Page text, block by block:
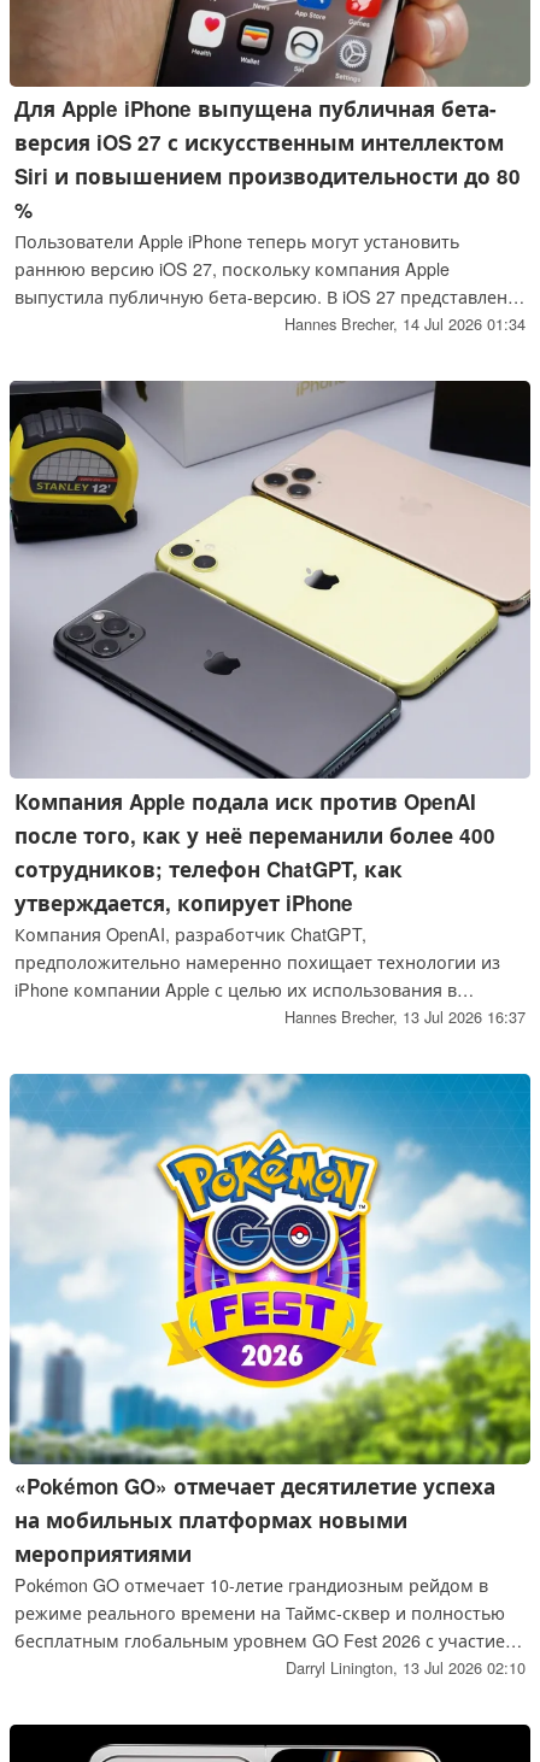
Для Apple iPhone выпущена публичная бета-
версия iOS 27 с искусственным интеллектом
Siri и повышением производительности до 80
%
Пользователи Apple iPhone теперь могут установить
раннюю версию iOS 27, поскольку компания Apple
выпустила публичную бета-версию. В iOS 27 представлено
множество новых функций, в том числе искусственный
возможность настраивать эффект «Liquid Glass» по своему
усмотрению.
Hannes Brecher, 14 Jul 2026 01:34
Компания Apple подала иск против OpenAI
после того, как у неё переманили более 400
сотрудников; телефон ChatGPT, как
утверждается, копирует iPhone
Компания OpenAI, разработчик ChatGPT,
предположительно намеренно похищает технологии из
iPhone компании Apple с целью их использования в
собственном смартфоне с искусственным интеллектом. По
которому OpenAI прибегает к агрессивным методам для
получения внутренней информации Apple.
Hannes Brecher, 13 Jul 2026 16:37
«Pokémon GO» отмечает десятилетие успеха
на мобильных платформах новыми
мероприятиями
Pokémon GO отмечает 10-летие грандиозным рейдом в
режиме реального времени на Таймс-сквер и полностью
бесплатным глобальным уровнем GO Fest 2026 с участием
Darryl Linington, 13 Jul 2026 02:10